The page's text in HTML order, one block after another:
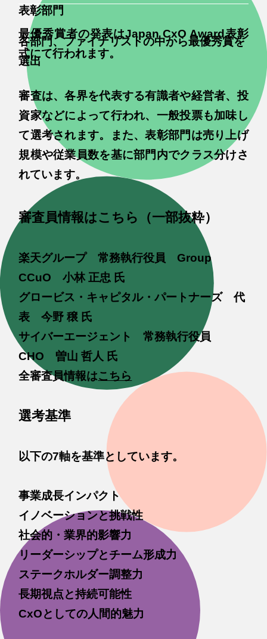
表彰部門
各部門、ファイナリストの中から最優秀賞を
選出
最優秀賞者の発表はJapan CxO Award表彰
式にて行われます。
審査は、各界を代表する有識者や経営者、投
資家などによって行われ、一般投票も加味し
て選考されます。また、表彰部門は売り上げ
規模や従業員数を基に部門内でクラス分けさ
れています。
審査員情報はこちら（一部抜粋）
楽天グループ 常務執行役員 Group
CCuO 小林 正忠 氏
グロービス・キャピタル・パートナーズ 代
表 今野 穣 氏
サイバーエージェント 常務執行役員
CHO 曽山 哲人 氏
全審査員情報はこちら
選考基準
以下の7軸を基準としています。
事業成長インパクト
イノベーションと挑戦性
社会的・業界的影響力
リーダーシップとチーム形成力
ステークホルダー調整力
長期視点と持続可能性
CxOとしての人間的魅力